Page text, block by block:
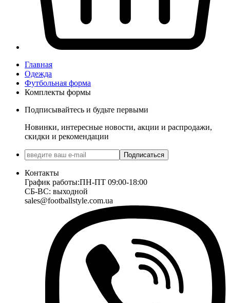
Главная
Одежда
Футбольная форма
Комплекты формы
Подписывайтесь и будьте первыми
Новинки, интересные новости, акции и распродажи,
скидки и рекомендации
Подписаться
Контакты
График работы:ПН-ПТ 09:00-18:00
СБ-ВС: выходной
sales@footballstyle.com.ua